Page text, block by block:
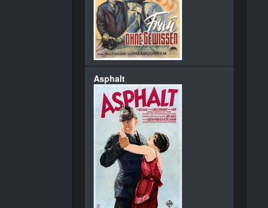
Asphalt